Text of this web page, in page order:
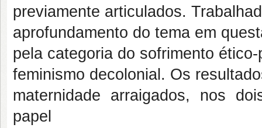
previamente articulados.
aprofundamento do tema em
pela categoria do sofrimento
feminismo decolonial. Os
maternidade arraigados, nos
papel